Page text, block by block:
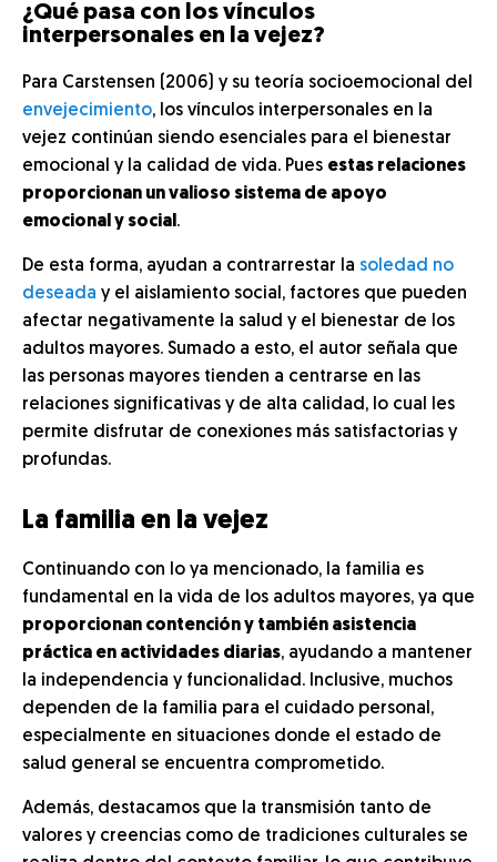
¿Qué pasa con los vínculos
interpersonales en la vejez?
Para Carstensen (2006) y su teoría socioemocional del
envejecimiento, los vínculos interpersonales en la
vejez continúan siendo esenciales para el bienestar
emocional y la calidad de vida. Pues estas relaciones
proporcionan un valioso sistema de apoyo
emocional y social .
De esta forma, ayudan a contrarrestar la soledad no
deseada y el aislamiento social, factores que pueden
afectar negativamente la salud y el bienestar de los
adultos mayores. Sumado a esto, el autor señala que
las personas mayores tienden a centrarse en las
relaciones significativas y de alta calidad, lo cual les
permite disfrutar de conexiones más satisfactorias y
profundas.
La familia en la vejez
Continuando con lo ya mencionado, la familia es
fundamental en la vida de los adultos mayores, ya que
proporcionan contención y también asistencia
práctica en actividades diarias, ayudando a mantener
la independencia y funcionalidad. Inclusive, muchos
dependen de la familia para el cuidado personal,
especialmente en situaciones donde el estado de
salud general se encuentra comprometido.
Además, destacamos que la transmisión tanto de
valores y creencias como de tradiciones culturales se